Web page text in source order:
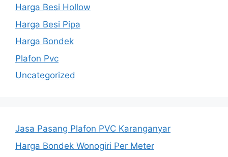
Harga Besi Hollow
Harga Besi Pipa
Harga Bondek
Plafon Pvc
Uncategorized
Jasa Pasang Plafon PVC Karanganyar
Harga Bondek Wonogiri Per Meter